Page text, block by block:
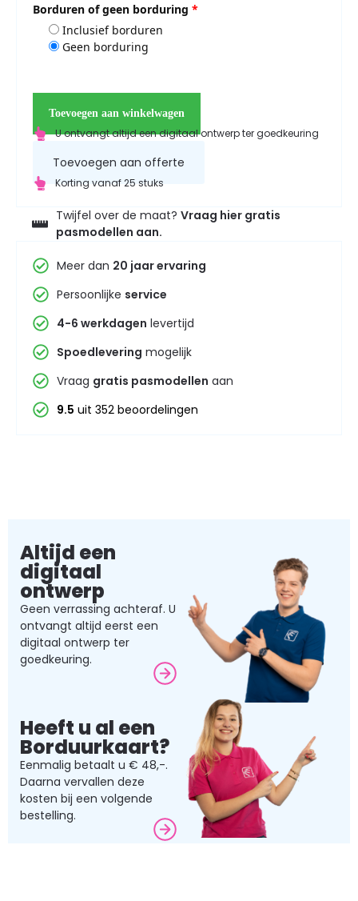
Borduren of geen borduring *
Inclusief borduren
Geen borduring
Toevoegen aan winkelwagen
U ontvangt altijd een digitaal ontwerp ter goedkeuring
Toevoegen aan offerte
Korting vanaf 25 stuks
Twijfel over de maat? Vraag hier gratis
pasmodellen aan.
Meer dan 20 jaar ervaring
Persoonlijke service
4-6 werkdagen levertijd
Spoedlevering mogelijk
Vraag gratis pasmodellen aan
9.5 uit 352 beoordelingen
Altijd een
digitaal
ontwerp
Geen verrassing achteraf. U
ontvangt altijd eerst een
digitaal ontwerp ter
goedkeuring.
Heeft u al een
Borduurkaart?
Eenmalig betaalt u € 48,-.
Daarna vervallen deze
kosten bij een volgende
bestelling.